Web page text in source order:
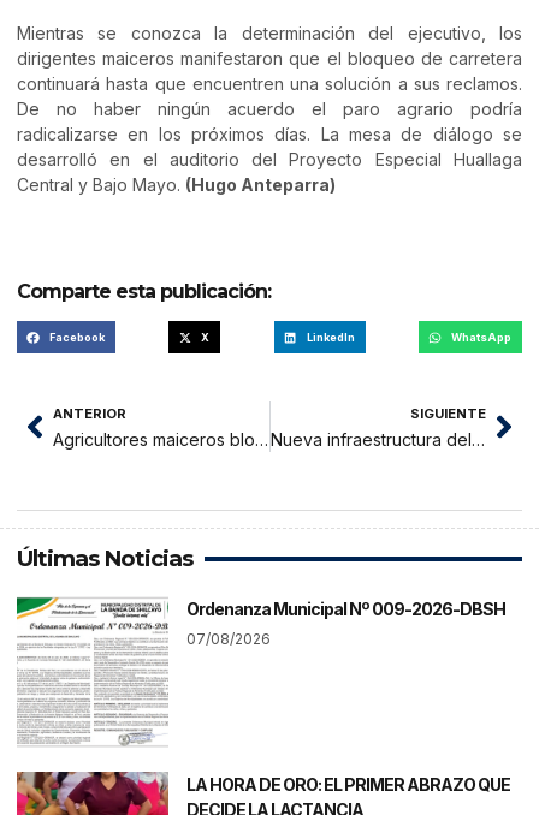
Mientras se conozca la determinación del ejecutivo, los
dirigentes maiceros manifestaron que el bloqueo de carretera
continuará hasta que encuentren una solución a sus reclamos.
De no haber ningún acuerdo el paro agrario podría
radicalizarse en los próximos días. La mesa de diálogo se
desarrolló en el auditorio del Proyecto Especial Huallaga
Central y Bajo Mayo. (Hugo Anteparra)
Comparte esta publicación:
Facebook X LinkedIn WhatsApp
ANTERIOR
Agricultores maiceros bloquean carretera FBT en el sector Maronilla
SIGUIENTE
Nueva infraestructura del Colegio Jiménez Pimentel se inunda
Últimas Noticias
Ordenanza Municipal Nº 009-2026-DBSH
07/08/2026
LA HORA DE ORO: EL PRIMER ABRAZO QUE
DECIDE LA LACTANCIA